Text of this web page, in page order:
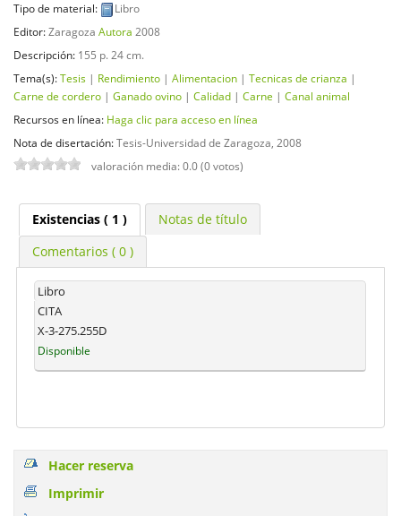
Tipo de material:
Libro
Editor:Zaragoza Autora 2008
Descripción: 155 p. 24 cm.
Tema(s):Tesis | Rendimiento | Alimentacion | Tecnicas de crianza |
Carne de cordero | Ganado ovino | Calidad | Carne | Canal animal
Recursos en línea: Haga clic para acceso en línea
Nota de disertación:Tesis-Universidad de Zaragoza, 2008
valoración media: 0.0 (0 votos)
Existencias( 1 )
Notas de título
Comentarios ( 0 )
Libro
CITA
X-3-275.255D
Disponible
Hacer reserva
Imprimir